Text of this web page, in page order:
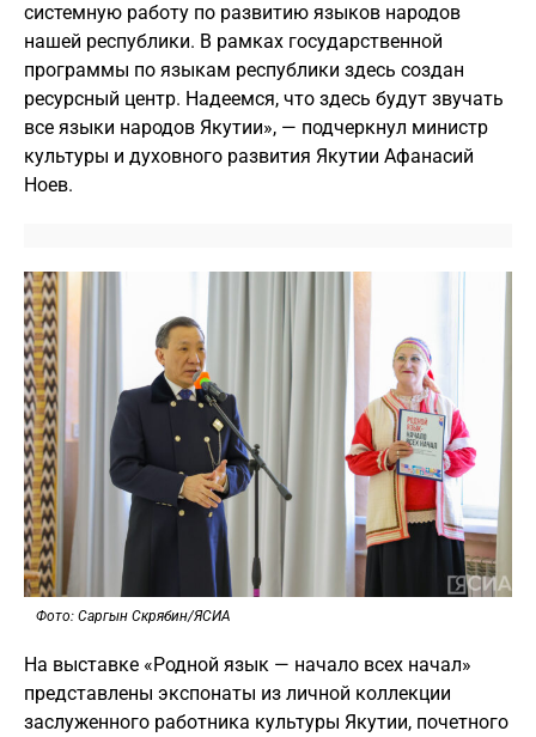
системную работу по развитию языков народов
нашей республики. В рамках государственной
программы по языкам республики здесь создан
ресурсный центр. Надеемся, что здесь будут звучать
все языки народов Якутии», — подчеркнул министр
культуры и духовного развития Якутии Афанасий
Ноев.
Фото: Саргын Скрябин/ЯСИА
На выставке «Родной язык — начало всех начал»
представлены экспонаты из личной коллекции
заслуженного работника культуры Якутии, почетного